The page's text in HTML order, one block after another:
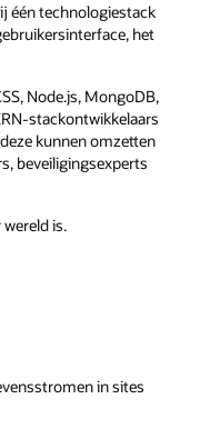
één technologiestack
het
Node.js, MongoDB,
stackontwikkelaars
kunnen omzetten
beveiligingsexperts
is.
in sites